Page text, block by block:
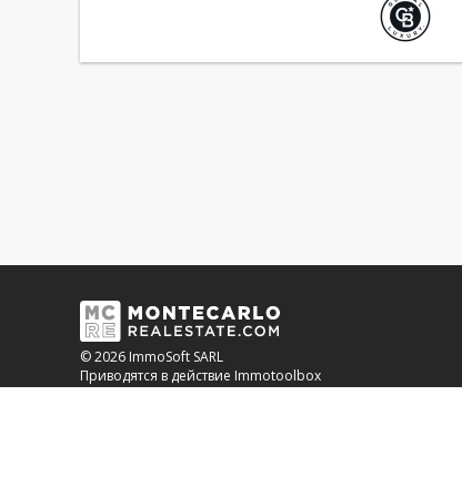
© 2026 ImmoSoft SARL
Приводятся в действие Immotoolbox